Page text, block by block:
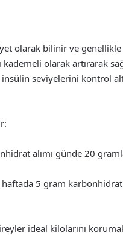
olarak bilinir ve
olarak artırarak
seviyelerini kontrol
alımı günde 20 gramla
5 gram
ideal kilolarını